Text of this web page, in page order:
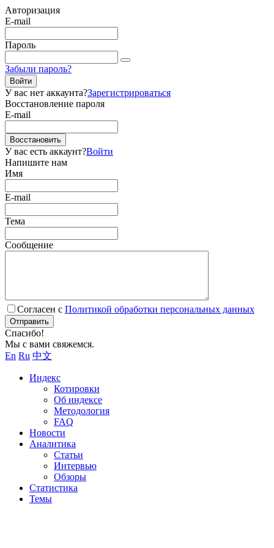
Авторизация
E-mail
Пароль
Забыли пароль?
Войти
У вас нет аккаунта?Зарегистрироваться
Восстановление пароля
E-mail
Восстановить
У вас есть аккаунт?Войти
Напишите нам
Имя
E-mail
Тема
Сообщение
Согласен с Политикой обработки персональных данных
Отправить
Спасибо!
Мы с вами свяжемся.
En Ru 中文
Индекс
Котировки
Об индексе
Методология
FAQ
Новости
Аналитика
Статьи
Интервью
Обзоры
Статистика
Темы